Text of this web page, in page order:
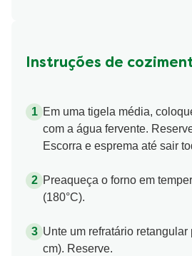
Instruções de
Em uma tigela média,
com a água fervente.
Escorra e esprema até sair
Preaqueça o forno em
(180°C).
Unte um refratário
cm). Reserve.